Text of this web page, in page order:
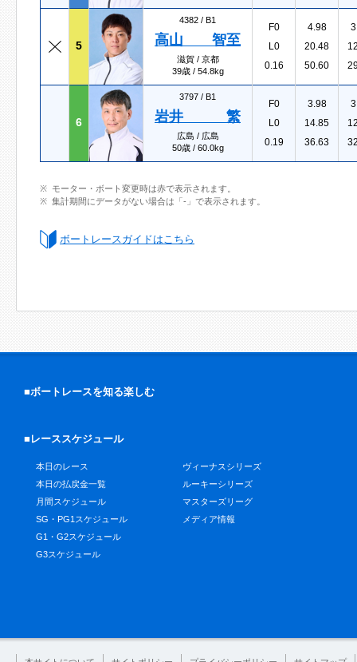
5
4382 / B1
高山 智至
滋賀 / 京都
39歳 / 54.8kg
F0
L0
0.16
4.98
20.48
50.60
6
3797 / B1
岩井 繁
広島 / 広島
50歳 / 60.0kg
F0
L0
0.19
3.98
14.85
36.63
モーター・ボート変更時は赤で表示されます。
集計期間にデータがない場合は「-」で表示されます。
ボートレースガイドはこちら
■ボートレースを知る楽しむ
■レーススケジュール
本日のレース
本日の払戻金一覧
月間スケジュール
SG・PG1スケジュール
G1・G2スケジュール
G3スケジュール
ヴィーナスシリーズ
ルーキーシリーズ
マスターズリーグ
メディア情報